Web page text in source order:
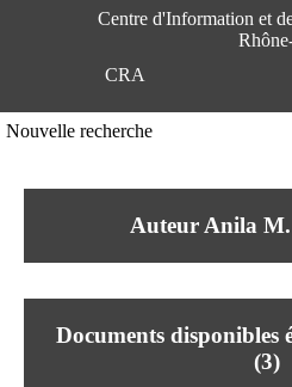
Centre d'Information et
CRA
Nouvelle recherche
Auteur Anila
Documents disponibles
(3)
e
n
o
i